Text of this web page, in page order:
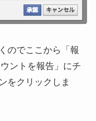
のでここから「報
ントを報告」にチ
をクリックしま